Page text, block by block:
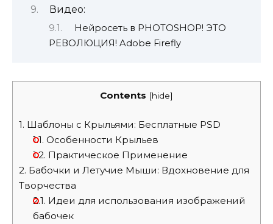
Видео:
Нейросеть в PHOTOSHOP! ЭТО
РЕВОЛЮЦИЯ! Adobe Firefly
Contents [hide]
1. Шаблоны с Крыльями: Бесплатные PSD
1.1. Особенности Крыльев
1.2. Практическое Применение
2. Бабочки и Летучие Мыши: Вдохновение для
Творчества
2.1. Идеи для использования изображений
бабочек